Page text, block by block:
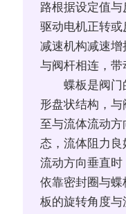
路根据设定值与
驱动电机正转
减速机构减速
与阀杆相连，带
蝶板是阀门
形盘状结构，
至与流体流动
态，流体阻力
流动方向垂直
依靠密封圈与
板的旋转角度